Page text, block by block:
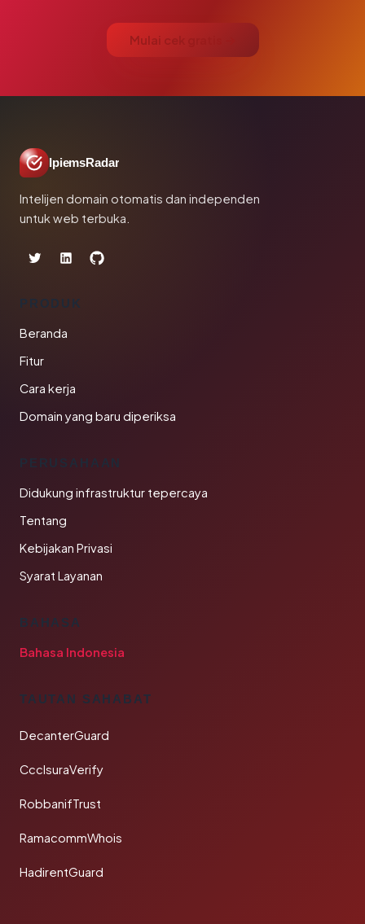
Mulai cek gratis →
IpiemsRadar
Intelijen domain otomatis dan independen
untuk web terbuka.
PRODUK
Beranda
Fitur
Cara kerja
Domain yang baru diperiksa
PERUSAHAAN
Didukung infrastruktur tepercaya
Tentang
Kebijakan Privasi
Syarat Layanan
BAHASA
Bahasa Indonesia
TAUTAN SAHABAT
DecanterGuard
CcclsuraVerify
RobbanifTrust
RamacommWhois
HadirentGuard